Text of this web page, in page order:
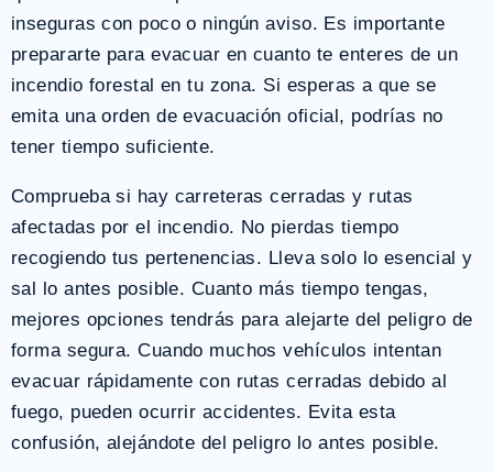
inseguras con poco o ningún aviso. Es importante
prepararte para evacuar en cuanto te enteres de un
incendio forestal en tu zona. Si esperas a que se
emita una orden de evacuación oficial, podrías no
tener tiempo suficiente.
Comprueba si hay carreteras cerradas y rutas
afectadas por el incendio. No pierdas tiempo
recogiendo tus pertenencias. Lleva solo lo esencial y
sal lo antes posible. Cuanto más tiempo tengas,
mejores opciones tendrás para alejarte del peligro de
forma segura. Cuando muchos vehículos intentan
evacuar rápidamente con rutas cerradas debido al
fuego, pueden ocurrir accidentes. Evita esta
confusión, alejándote del peligro lo antes posible.